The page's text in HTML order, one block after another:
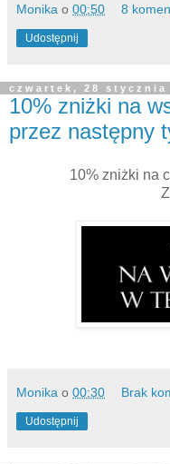
Monika o 00:50 8
Udostępnij
czwartek, 28 stycznia
10% zniżki na
przez następny
10% zniżki na
Monika o 00:30 Brak
Udostępnij